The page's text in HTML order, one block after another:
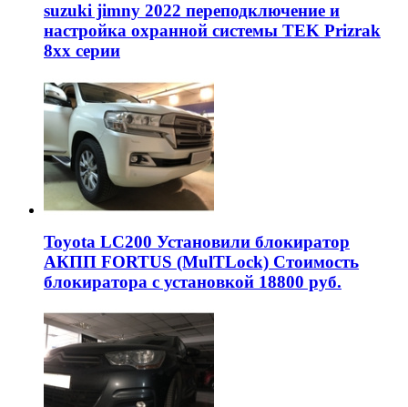
suzuki jimny 2022 переподключение и
настройка охранной системы TEK Prizrak
8xx серии
Toyota LC200 Установили блокиратор
АКПП FORTUS (MulTLock) Стоимость
блокиратора с установкой 18800 руб.